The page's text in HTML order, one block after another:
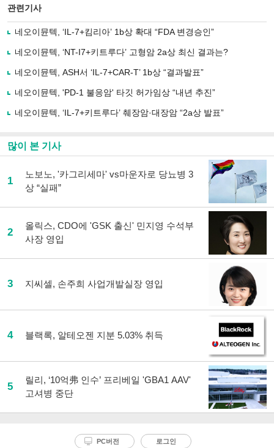
로
사
유
기
관련기사
네오이뮨텍, ‘IL-7+킴리아’ 1b상 확대 “FDA 변경승인”
네오이뮨텍, ‘NT-I7+키트루다’ 고형암 2a상 최신 결과는?
네오이뮨텍, ASH서 ‘IL-7+CAR-T’ 1b상 “결과발표”
네오이뮨텍, 'PD-1 불응암' 타깃 허가임상 “내년 추진”
네오이뮨텍, ‘IL-7+키트루다’ 췌장암·대장암 “2a상 발표”
많이 본 기사
1
노보노, '카그리세마' vs마운자로 당뇨병 3
상 “실패”
2
올릭스, CDO에 'GSK 출신' 민지영 수석부
사장 영입
3 지씨셀, 손주희 사업개발실장 영입
4 블랙록, 알테오젠 지분 5.03% 취득
5
릴리, ‘10억弗 인수’ 프리베일 'GBA1 AAV'
고셔병 중단
PC버전 로그인